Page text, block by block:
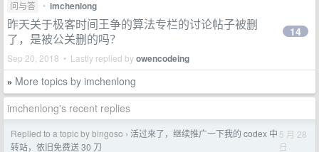
问与答 • imchenlong
昨天关于极客时间王争的算法专栏的讨论帖子被删
了，是被公关删的吗？
Sep 20, 2018 • Lastly replied byowencodeing
14
» More topics by imchenlong
imchenlong's recent replies
Replied to a topic by bingoso › 活过来了，继续推广一下我的 codex 中
转站，依旧免费送 30 刀
5 月 28
日